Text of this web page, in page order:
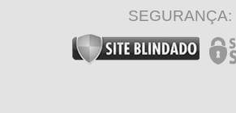
SEGURANÇA: